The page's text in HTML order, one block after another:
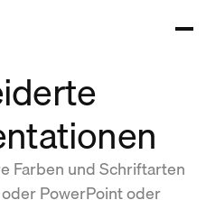
Farben und Schriftarten
PowerPoint oder